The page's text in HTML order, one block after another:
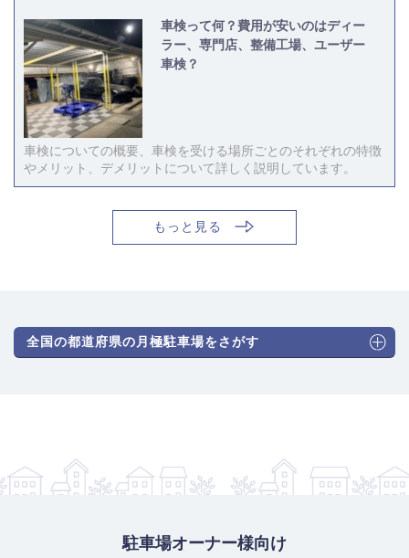
車検って何？費用が安いのはディー
ラー、専門店、整備工場、ユーザー
車検？
車検についての概要、車検を受ける場所ごとのそれぞれの特徴
やメリット、デメリットについて詳しく説明しています。
もっと見る
全国の都道府県の月極駐車場をさがす
駐車場オーナー様向け